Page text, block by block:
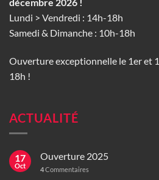
Lundi > Vendredi : 14h-18h
Samedi & Dimanche : 10h-18h
Ouverture exceptionnelle le 1er et
18h !
ACTUALITÉ
17
Oct
Ouverture 2025
4Commentaires